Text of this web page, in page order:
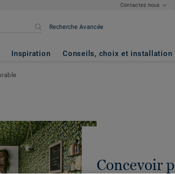
Contactez nous
Recherche Avancée
Inspiration Conseils, choix et installation
Concevoir